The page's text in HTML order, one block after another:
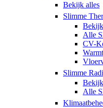
Bekijk alles
Slimme
Alle
CV-
Slimme
Alle